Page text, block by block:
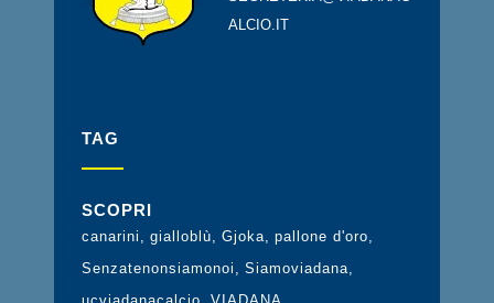
ALCIO.IT
TAG
SCOPRI
canarini gialloblù Gjoka pallone d'oro
Senzatenonsiamonoi
Siamoviadana